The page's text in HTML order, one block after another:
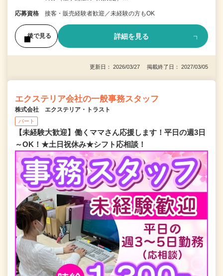
応募資格 接客・販売経験者歓迎／未経験の方もOK
後で見る 詳細を見る
更新日： 2026/03/27 掲載終了日： 2027/03/05
エクステリア会社の一般事務スタッフ
株式会社 エクステリア・トラスト
パート
【未経験大歓迎】働くママさん応援します！平日の週3日
～OK！★土日祝休み★シフト応相談！